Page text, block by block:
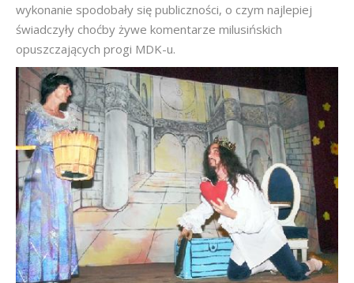
wykonanie spodobały się publiczności, o czym najlepiej
świadczyły choćby żywe komentarze milusińskich
opuszczających progi MDK-u.